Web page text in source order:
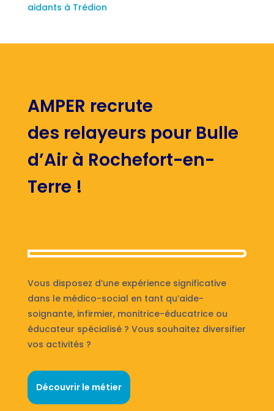
aidants à Trédion
AMPER recrute
des relayeurs pour Bulle
d’Air à Rochefort-en-
Terre !
Vous disposez d’une expérience significative
dans le médico-social en tant qu’aide-
soignante, infirmier, monitrice-éducatrice ou
éducateur spécialisé ? Vous souhaitez diversifier
vos activités ?
Découvrir le métier